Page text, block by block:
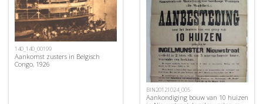
140_140_00199
Aankomst zusters in Belgisch
Congo, 1926
BIN20121024_005
Aankondiging bouw van 10 huizen